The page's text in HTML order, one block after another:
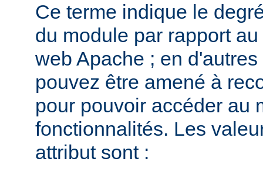
Ce terme indique le
du module par rapport
web Apache ; en
pouvez être amené à
pour pouvoir accéder au
fonctionnalités. Les
attribut sont :